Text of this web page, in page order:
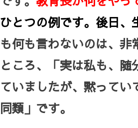
ひとつの例です。後日、
も何も言わないのは、
ところ、「実は私も、
ていましたが、黙って
同類」です。